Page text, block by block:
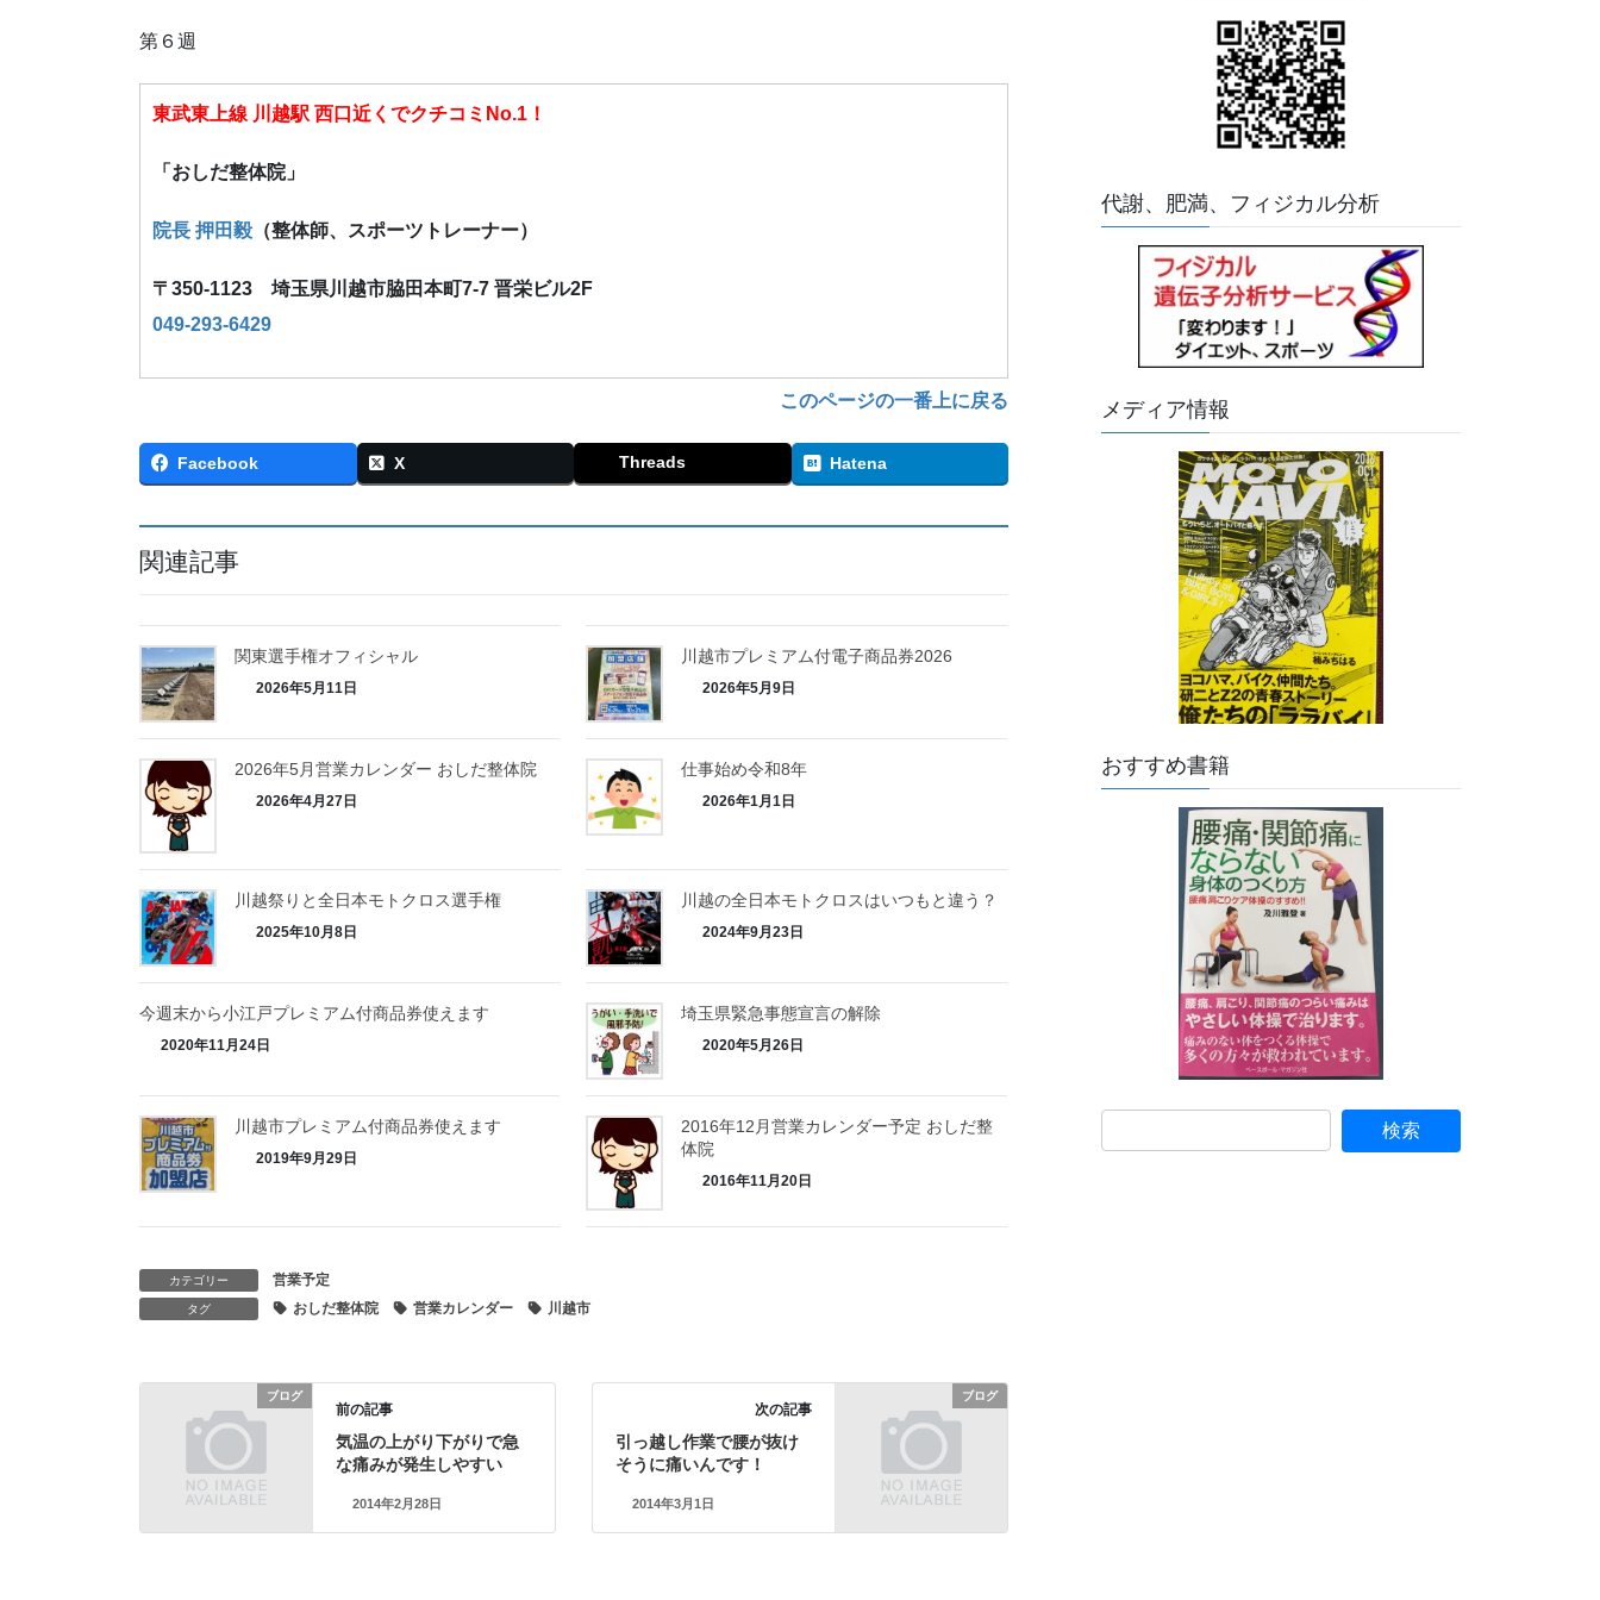
第６週
東武東上線 川越駅 西口近くでクチコミNo.1！
「おしだ整体院」
院長 押田毅 （整体師、スポーツトレーナー）
〒350-1123 埼玉県川越市脇田本町7-7 晋栄ビル2F
049-293-6429
このページの一番上に戻る
Facebook X Threads Hatena
関連記事
関東選手権オフィシャル
2026年5月11日
川越市プレミアム付電子商品券2026
2026年5月9日
2026年5月営業カレンダー おしだ整体院
2026年4月27日
仕事始め令和8年
2026年1月1日
川越祭りと全日本モトクロス選手権
2025年10月8日
川越の全日本モトクロスはいつもと違う？
2024年9月23日
今週末から小江戸プレミアム付商品券使えます
2020年11月24日
埼玉県緊急事態宣言の解除
2020年5月26日
川越市プレミアム付商品券使えます
2019年9月29日
2016年12月営業カレンダー予定 おしだ整
体院
2016年11月20日
カテゴリー 営業予定
タグ おしだ整体院 営業カレンダー 川越市
ブログ
前の記事
気温の上がり下がりで急
な痛みが発生しやすい
2014年2月28日
ブログ
次の記事
引っ越し作業で腰が抜け
そうに痛いんです！
2014年3月1日
代謝、肥満、フィジカル分析
メディア情報
おすすめ書籍